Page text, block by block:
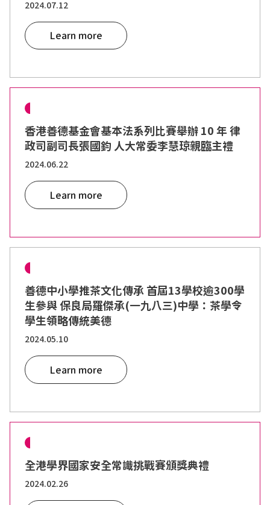
2024.07.12
Learn more
香港善德基金會基本法系列比賽舉辦 10 年 律
政司副司長張國鈞 人大常委李慧琼親臨主禮
2024.06.22
Learn more
善德中小學推茶文化傳承 首屆13學校逾300學
生參與 保良局羅傑承(一九八三)中學：茶學令
學生領略傳統美德
2024.05.10
Learn more
全港學界國家安全常識挑戰賽頒獎典禮
2024.02.26